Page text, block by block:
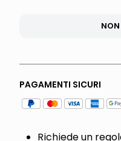
PAGAMENTI SICURI
Richiede un